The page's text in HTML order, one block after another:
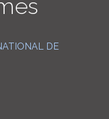
ENGLISH
DE